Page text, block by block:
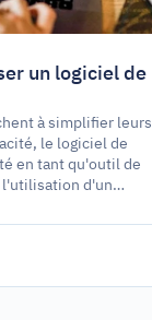
un logiciel de
à simplifier leurs
le logiciel de
en tant qu'outil de
d'un
?